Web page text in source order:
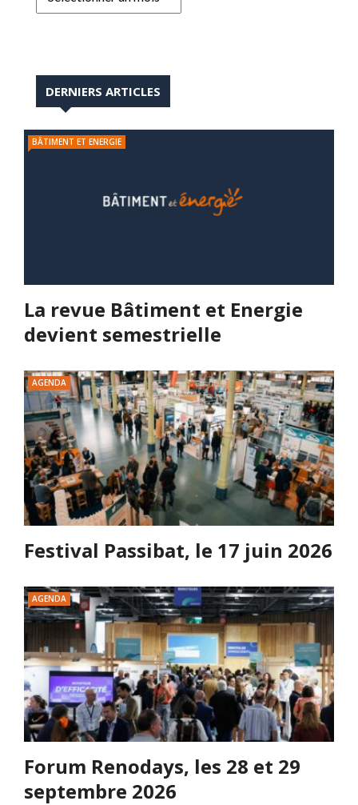
DERNIERS ARTICLES
BÂTIMENT ET ENERGIE
La revue Bâtiment et Energie
devient semestrielle
AGENDA
Festival Passibat, le 17 juin 2026
AGENDA
Forum Renodays, les 28 et 29
septembre 2026